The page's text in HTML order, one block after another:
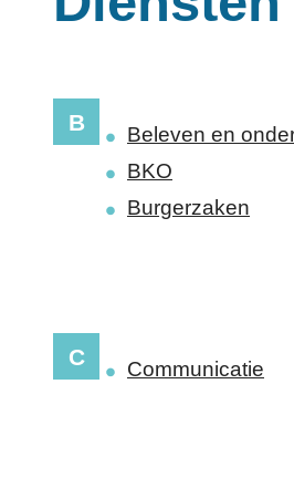
B
Beleven en
BKO
Burgerzaken
C Communicatie